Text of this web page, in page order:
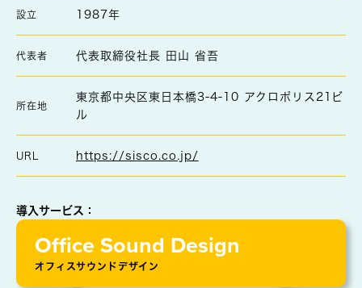
設立 1987年
代表者 代表取締役社長 田山 省吾
所在地
東京都中央区東日本橋3-4-10 アクロポリス21ビ
ル
URL https://sisco.co.jp/
導入サービス：
Office Sound Design
オフィスサウンドデザイン